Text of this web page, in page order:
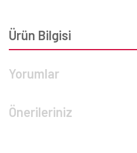
Ürün Bilgisi
Yorumlar
Önerileriniz